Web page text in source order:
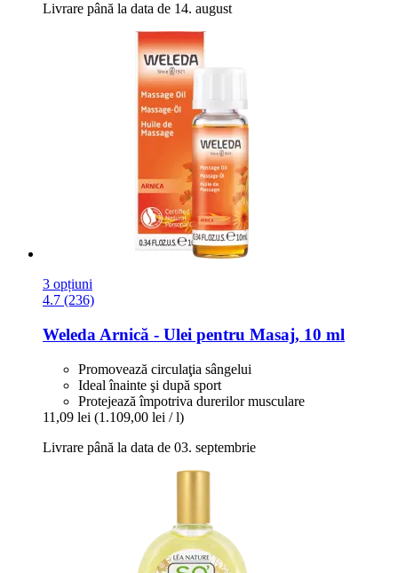
Livrare până la data de 14. august
3 opțiuni
4.7 (236)
Weleda Arnică -​ Ulei pentru Masaj, 10 ml
Promovează circulaţia sângelui
Ideal înainte şi după sport
Protejează împotriva durerilor musculare
11,09 lei (1.109,00 lei / l)
Livrare până la data de 03. septembrie